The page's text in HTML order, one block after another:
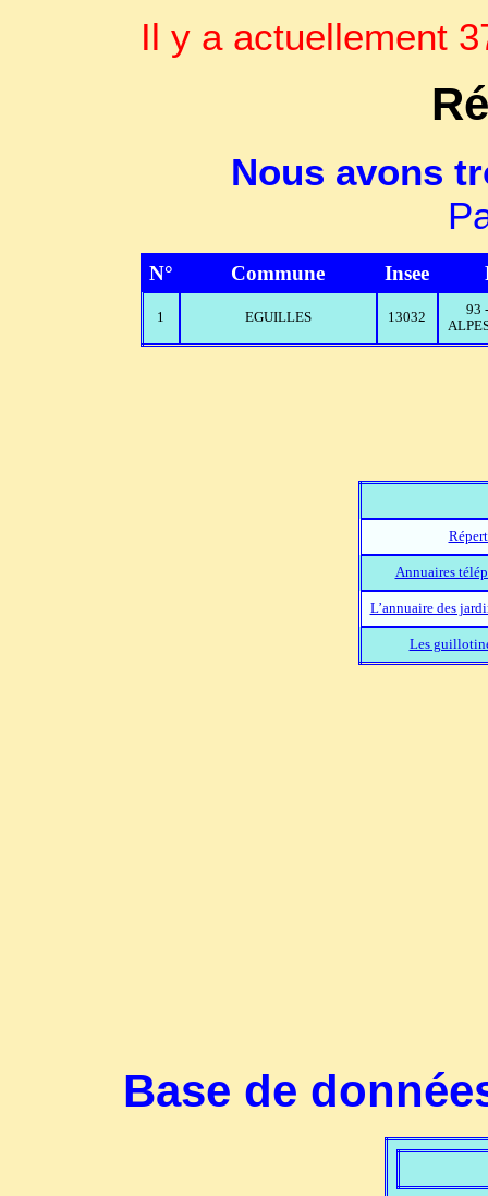
Il y a actuellement
Nous avons
N° Commune Insee
1 EGUILLES 13032
93
Annuaires
L’annuaire des
Les
Base de